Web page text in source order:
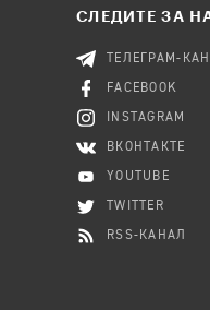
СЛЕДИТЕ ЗА
ТЕЛЕГРАМ-
FACEBOOK
INSTAGRAM
ВКОНТАКТЕ
YOUTUBE
TWITTER
RSS-КАНАЛ